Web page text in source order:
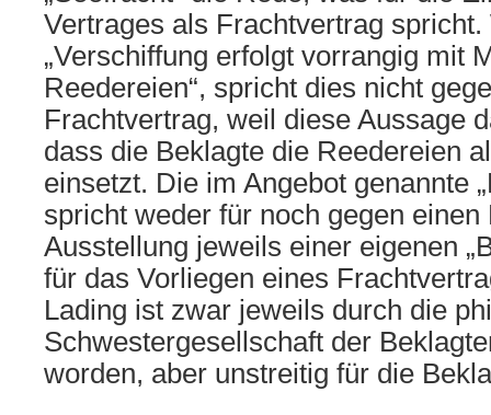
Vertrages als Frachtvertrag
„Verschiffung erfolgt vorrangig mit
Reedereien“, spricht dies nicht
Frachtvertrag, weil diese Aussage
dass die Beklagte die Reedereien
einsetzt. Die im Angebot genannte
spricht weder für noch gegen
Ausstellung jeweils einer eigenen
für das Vorliegen eines
Lading ist zwar jeweils durch die
Schwestergesellschaft der
worden, aber unstreitig für die